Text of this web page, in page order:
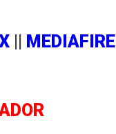
MEDIAFIRE